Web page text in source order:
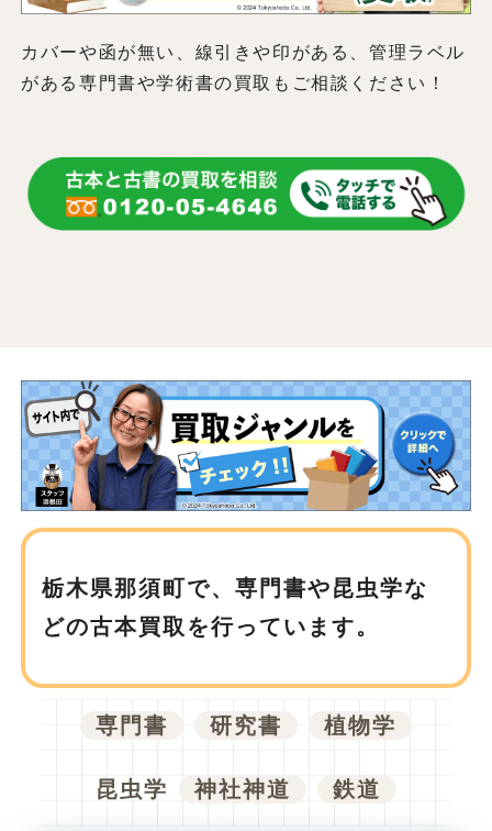
カバーや函が無い、線引きや印がある、管理ラベル
がある専門書や学術書の買取もご相談ください！
栃木県那須町で、専門書や昆虫学な
どの古本買取を行っています。
専門書 研究書 植物学
昆虫学 神社神道 鉄道